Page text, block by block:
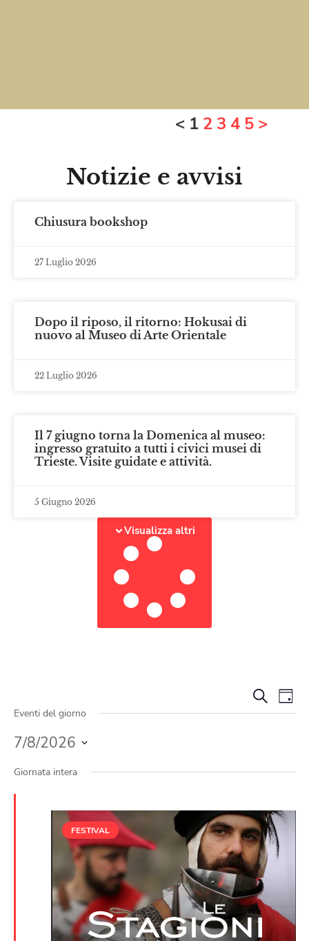
< 1 2 3 4 5 >
Notizie e avvisi
Chiusura bookshop
27 Luglio 2026
Dopo il riposo, il ritorno: Hokusai di
nuovo al Museo di Arte Orientale
22 Luglio 2026
Il 7 giugno torna la Domenica al museo:
ingresso gratuito a tutti i civici musei di
Trieste. Visite guidate e attività.
5 Giugno 2026
Visualizza altri
viste
Cerca
Eventi del giorno
7/8/2026
la
data.
Giornata intera
FESTIVAL